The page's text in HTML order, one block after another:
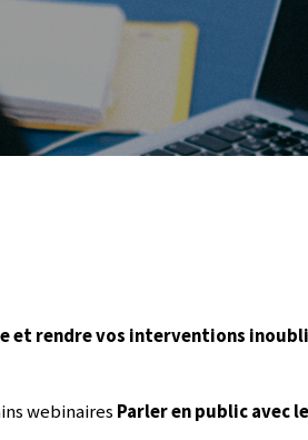
et rendre vos interventions
webinaires Parler en public avec